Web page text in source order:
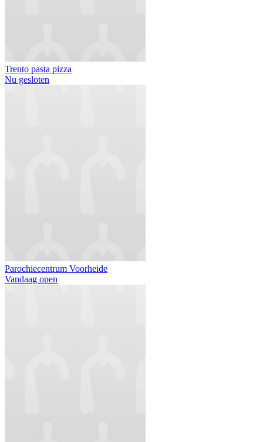
Trento pasta pizza
Nu gesloten
Parochiecentrum Voorheide
Vandaag open